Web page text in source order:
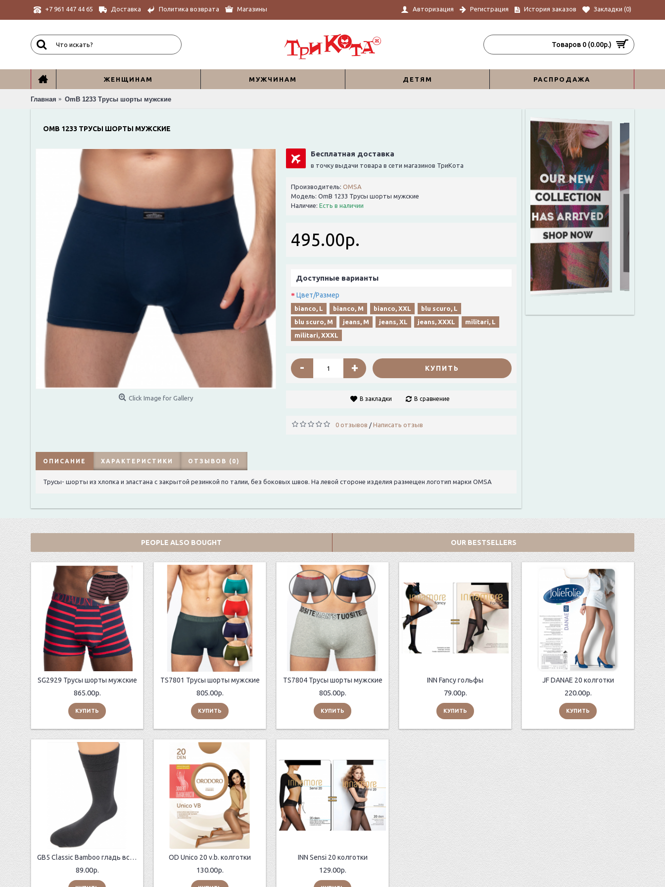
+7 961 447 44 65 Доставка Политика возврата Магазины Авторизация Регистрация История заказов Закладки (0)
Товаров 0 (0.00р.)
ЖЕНЩИНАМ МУЖЧИНАМ ДЕТЯМ РАСПРОДАЖА
Главная OmB 1233 Трусы шорты мужские
OMB 1233 ТРУСЫ ШОРТЫ МУЖСКИЕ
Click Image for Gallery
Бесплатная доставка
в точку выдачи товара в сети магазинов ТриКота
Производитель: OMSA
Модель: OmB 1233 Трусы шорты мужские
Наличие: Есть в наличии
495.00р.
Доступные варианты
Цвет/Размер
bianco, L bianco, M bianco, XXL
blu scuro, L
blu scuro, M
jeans, M jeans, XL jeans, XXXL
militari, L
militari, XXXL
- + КУПИТЬ
В закладки В сравнение
0 отзывов / Написать отзыв
ОПИСАНИЕ ХАРАКТЕРИСТИКИ ОТЗЫВОВ (0)
Трусы- шорты из хлопка и эластана с закрытой резинкой по талии, без боковых швов. На левой стороне изделия размещен логотип марки OMSA
PEOPLE ALSO BOUGHT OUR BESTSELLERS
SG2929 Трусы шорты мужские
865.00р.
КУПИТЬ
TS7801 Трусы шорты мужские
805.00р.
КУПИТЬ
TS7804 Трусы шорты мужские
805.00р.
КУПИТЬ
INN Fancy гольфы
79.00р.
КУПИТЬ
JF DANAE 20 колготки
220.00р.
КУПИТЬ
GB5 Classic Bamboo гладь всесезонные мужские
89.00р.
OD Unico 20 v.b. колготки
130.00р.
INN Sensi 20 колготки
129.00р.